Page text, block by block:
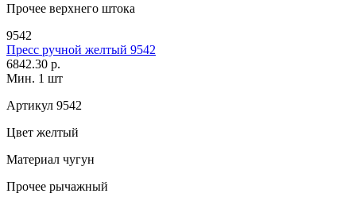
Прочее верхнего штока
9542
Пресс ручной желтый 9542
6842.30 р.
Мин. 1 шт
Артикул 9542
Цвет желтый
Материал чугун
Прочее рычажный